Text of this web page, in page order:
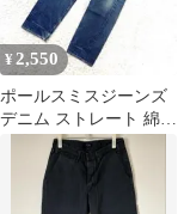
¥2,550
ポールスミスジーンズ
デニム ストレート 綿
青 紺 30 B3301